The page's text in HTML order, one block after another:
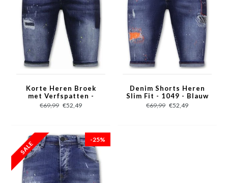
Korte Heren Broek
met Verfspatten -
1051 - Blauw
€69,99 €52,49
Denim Shorts Heren
Slim Fit - 1049 - Blauw
€69,99 €52,49
-25%